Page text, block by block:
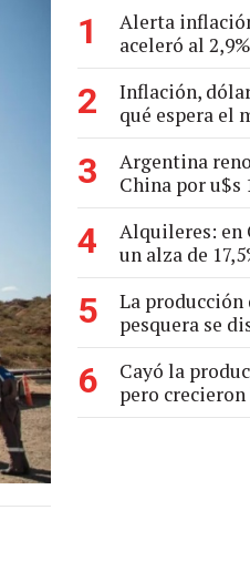
1
Alerta
aceleró al
2
Inflación,
qué espera el
3
Argentina
China por u$s
4
Alquileres: en
un alza de
5
La
pesquera se
6
Cayó la
pero